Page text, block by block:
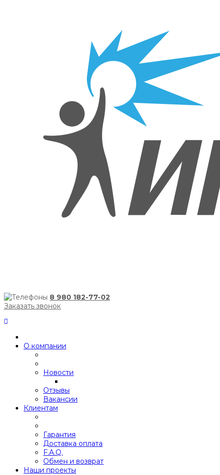
8 980 182-77-02
Заказать звонок
О компании
Новости
Отзывы
Вакансии
Клиентам
Гарантия
Доставка оплата
F.A.Q.
Обмен и возврат
Наши проекты